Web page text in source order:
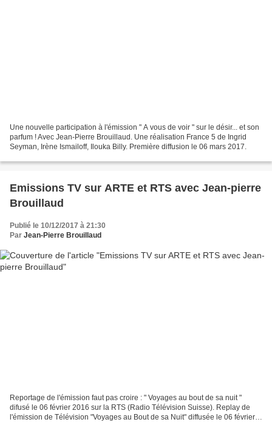
Une nouvelle participation à l'émission " A vous de voir " sur le désir... et son
parfum ! Avec Jean-Pierre Brouillaud. Une réalisation France 5 de Ingrid
Seyman, Irène Ismailoff, Ilouka Billy. Première diffusion le 06 mars 2017.
Emissions TV sur ARTE et RTS avec Jean-pierre
Brouillaud
Publié le 10/12/2017 à 21:30
Par Jean-Pierre Brouillaud
Reportage de l'émission faut pas croire : " Voyages au bout de sa nuit "
difusé le 06 février 2016 sur la RTS (Radio Télévision Suisse). Replay de
l'émission de Télévision "Voyages au Bout de sa Nuit" diffusée le 06 février